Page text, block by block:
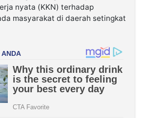
nyata (KKN) terhadap
masyarakat di daerah setingkat